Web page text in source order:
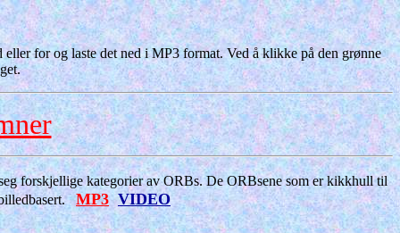
for og laste det ned i MP3 format. Ved å klikke på den grønne
forskjellige kategorier av ORBs. De ORBsene som er kikkhull til
billedbasert.MP3 VIDEO